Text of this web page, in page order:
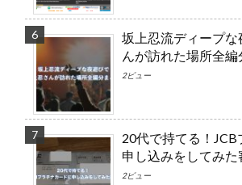
坂上忍流ディープな
んが訪れた場所全編
2ビュー
20代で持てる！JCB
申し込みをしてみた
2ビュー